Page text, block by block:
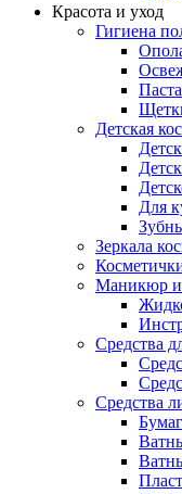
Красота и уход
Гигиена
Детская
Для
Зеркала
Маникюр
Средства
Средства